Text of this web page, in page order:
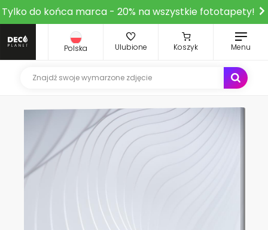
Tylko do końca marca - 20% na wszystkie fototapety!
Polska Ulubione Koszyk Menu